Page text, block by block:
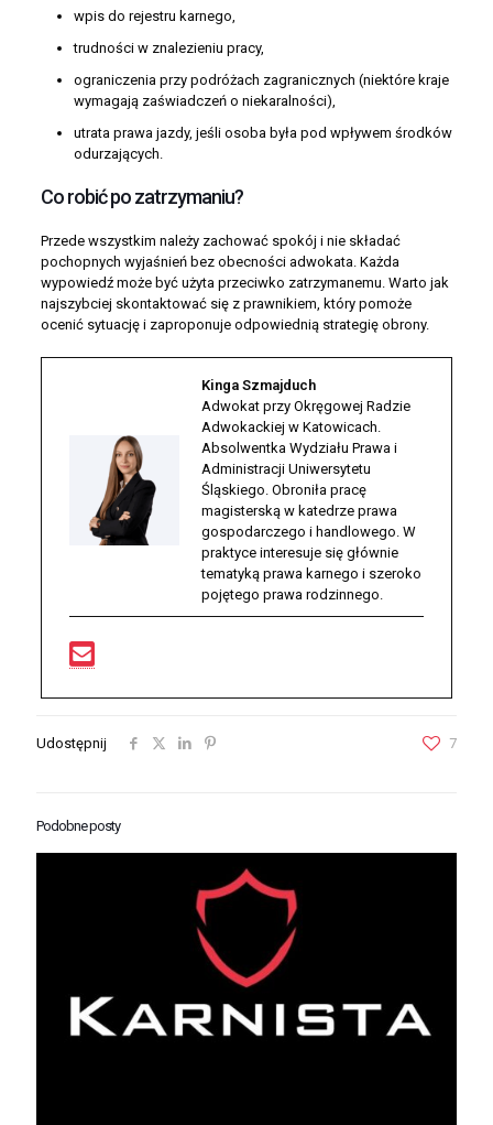
wpis do rejestru karnego,
trudności w znalezieniu pracy,
ograniczenia przy podróżach zagranicznych (niektóre kraje
wymagają zaświadczeń o niekaralności),
utrata prawa jazdy, jeśli osoba była pod wpływem środków
odurzających.
Co robić po zatrzymaniu?
Przede wszystkim należy zachować spokój i nie składać
pochopnych wyjaśnień bez obecności adwokata. Każda
wypowiedź może być użyta przeciwko zatrzymanemu. Warto jak
najszybciej skontaktować się z prawnikiem, który pomoże
ocenić sytuację i zaproponuje odpowiednią strategię obrony.
Kinga Szmajduch
Adwokat przy Okręgowej Radzie
Adwokackiej w Katowicach.
Absolwentka Wydziału Prawa i
Administracji Uniwersytetu
Śląskiego. Obroniła pracę
magisterską w katedrze prawa
gospodarczego i handlowego. W
praktyce interesuje się głównie
tematyką prawa karnego i szeroko
pojętego prawa rodzinnego.
Udostępnij 7
Podobne posty